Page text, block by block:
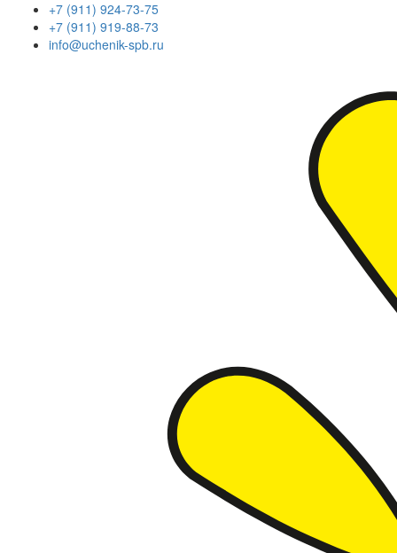
+7 (911) 924-73-75
+7 (911) 919-88-73
info@uchenik-spb.ru